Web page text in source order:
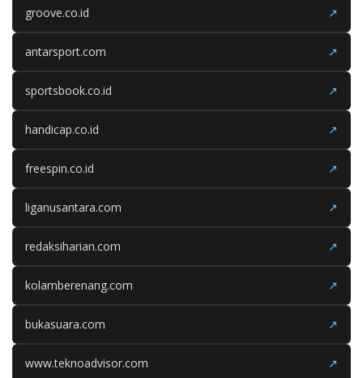
groove.co.id ↗
antarsport.com ↗
sportsbook.co.id ↗
handicap.co.id ↗
freespin.co.id ↗
liganusantara.com ↗
redaksiharian.com ↗
kolamberenang.com ↗
bukasuara.com ↗
www.teknoadvisor.com ↗